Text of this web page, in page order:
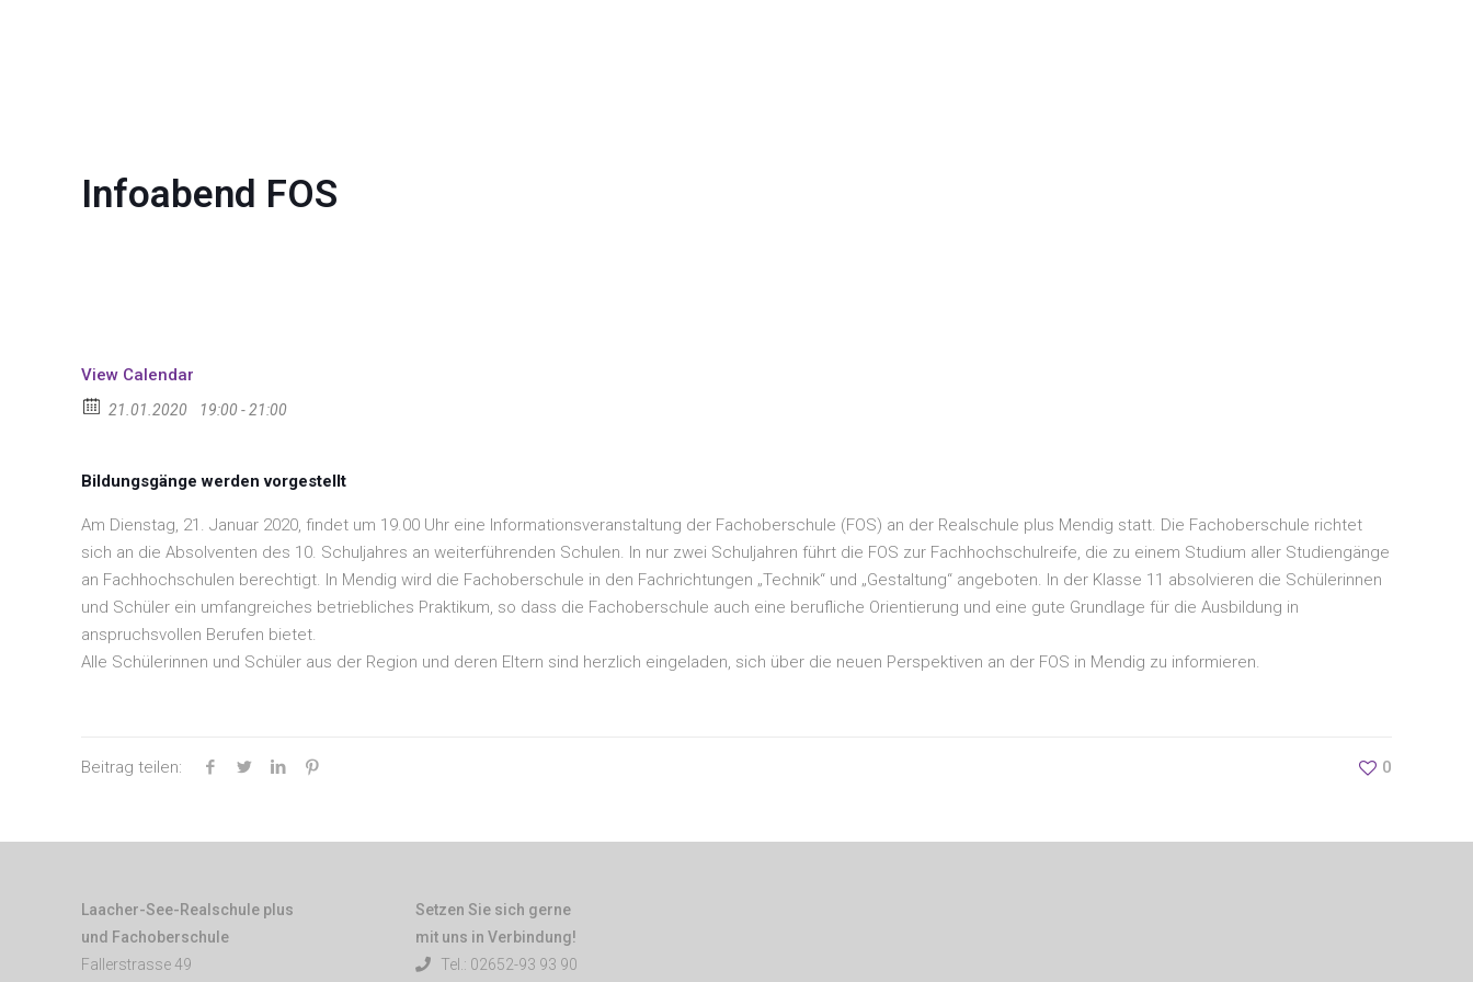
Infoabend FOS
View Calendar
21.01.2020 19:00 - 21:00
Bildungsgänge werden vorgestellt
Am Dienstag, 21. Januar 2020, findet um 19.00 Uhr eine Informationsveranstaltung der Fachoberschule (FOS) an der Realschule plus Mendig statt. Die Fachoberschule richtet
sich an die Absolventen des 10. Schuljahres an weiterführenden Schulen. In nur zwei Schuljahren führt die FOS zur Fachhochschulreife, die zu einem Studium aller Studiengänge
an Fachhochschulen berechtigt. In Mendig wird die Fachoberschule in den Fachrichtungen „Technik“ und „Gestaltung“ angeboten. In der Klasse 11 absolvieren die Schülerinnen
und Schüler ein umfangreiches betriebliches Praktikum, so dass die Fachoberschule auch eine berufliche Orientierung und eine gute Grundlage für die Ausbildung in
anspruchsvollen Berufen bietet.
Alle Schülerinnen und Schüler aus der Region und deren Eltern sind herzlich eingeladen, sich über die neuen Perspektiven an der FOS in Mendig zu informieren.
Beitrag teilen: 0
Laacher-See-Realschule plus
und Fachoberschule
Fallerstrasse 49
Setzen Sie sich gerne
mit uns in Verbindung!
Tel.: 02652-93 93 90